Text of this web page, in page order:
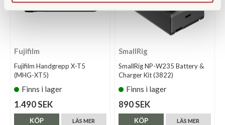
Fujifilm
Fujifilm Handgrepp X-T5
(MHG-XT5)
Finns i lager
1.490 SEK
LÄS MER
KÖP
SmallRig
SmallRig NP-W235 Battery &
Charger Kit (3822)
Finns i lager
890 SEK
LÄS MER
KÖP